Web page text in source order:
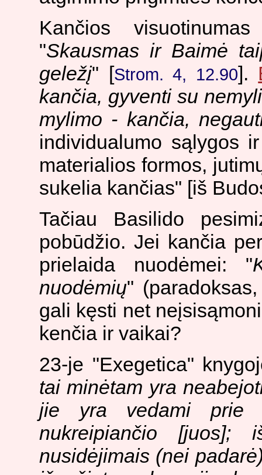
Kančios
"Skausmas ir Baimė
geležį" [Strom. 4, 12.90].
kančia, gyventi su
mylimo - kančia,
individualumo sąlygos
materialios formos,
sukelia kančias" [iš
Tačiau Basilido
pobūdžio. Jei kančia
prielaida nuodėmei: "
nuodėmių"
gali kęsti net
kenčia ir vaikai?
23-je "Exegetica"
tai minėtam yra
jie yra vedami prie
nukreipiančio
nusidėjimais (nei